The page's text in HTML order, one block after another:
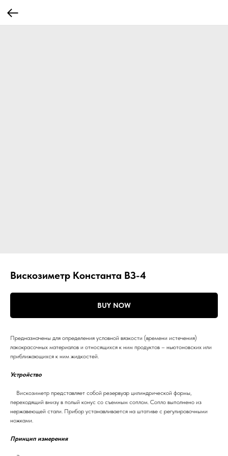
Вискозиметр Константа ВЗ-4
BUY NOW
Предназначены для определения условной вязкости (времени истечения)
лакокрасочных материалов и относящихся к ним продуктов – ньютоновских или
приближающихся к ним жидкостей.
Устройство
Вискозиметр представляет собой резервуар цилиндрической формы,
переходящий внизу в полый конус со съемным соплом. Сопло выполнено из
нержавеющей стали. Прибор устанавливается на штативе с регулировочными
ножками.
Принцип измерения